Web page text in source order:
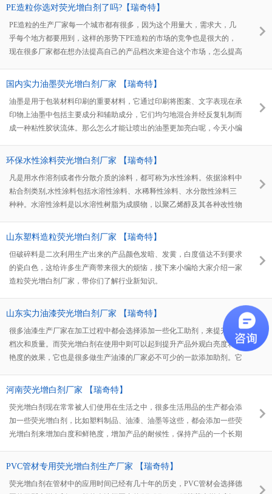
PE造粒你选对荧光增白剂了吗?【瑞奇特】
PE造粒的生产厂家每一个城市都有很多，因为这个用量大，需求大，几
乎每个地方都要用到，这样的形势下PE造粒的市场的竞争也是很大的，
现在很多厂家都在想办法提高自己的产品档次来迎合这个市场，怎么提高
荧光增白剂RQT-B-3升级版，应用于PE造粒。
国内实力油墨荧光增白剂厂家 【瑞奇特】
油墨是用于包装材料印刷的重要材料，它通过印刷将图案、文字表现在承
印物上油墨中包括主要成分和辅助成分，它们均匀地混合并经反复轧制而
成一种粘性胶状流体。那么怎么才能让喷出的油墨更加亮白呢，今天小编
也是油墨荧光增白剂厂家
环保水性涂料荧光增白剂厂家 【瑞奇特】
凡是用水作溶剂或者作分散介质的涂料，都可称为水性涂料。依据涂料中
粘合剂类别,水性涂料包括水溶性涂料、水稀释性涂料、水分散性涂料三
种种。水溶性涂料是以水溶性树脂为成膜物，以聚乙烯醇及其各种改性物
脂等。但很多生产商想解决产品白度问题，接下来小编就给大家介绍一款
山东塑料造粒荧光增白剂厂家 【瑞奇特】
但破碎料是二次利用生产出来的产品颜色发暗、发黄，白度值达不到要求
的瓷白色，这给许多生产商带来很大的烦恼，接下来小编给大家介绍一家
造粒荧光增白剂厂家，带你们了解行业新知识。
山东实力油漆荧光增白剂厂家 【瑞奇特】
很多油漆生产厂家在加工过程中都会选择添加一些化工助剂，来提升产品
档次和质量。而荧光增白剂在使用中则可以起到提升产品外观白亮度和鲜
艳度的效果，它也是很多做生产油漆的厂家必不可少的一款添加助剂。它
在选择时就应该找一家有实力的荧光增白剂厂家合作，这样可以有稳定的
荧光增白剂厂家——河南瑞奇特化工有限公司
河南荧光增白剂厂家 【瑞奇特】
荧光增白剂现在常常被人们使用在生活之中，很多生活用品的生产都会添
加一些荧光增白剂，比如塑料制品、油漆、油墨等这些，都会添加一些荧
光增白剂来增加白度和鲜艳度，增加产品的耐候性，保持产品的一个长期
次数，减少购买次数，降低原材料损耗，这样也有利于国家对于环保的建
PVC管材专用荧光增白剂生产厂家 【瑞奇特】
荧光增白剂在管材中的应用时间已经有几十年的历史，PVC管材会选择德